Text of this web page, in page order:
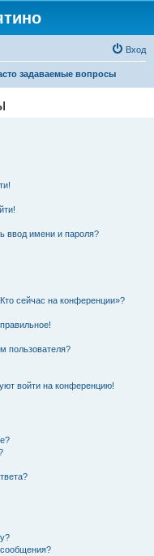
Вход
задаваемые вопросы
ввод имени и пароля?
сейчас на конференции»?
пользователя?
войти на конференцию!
сообщения?